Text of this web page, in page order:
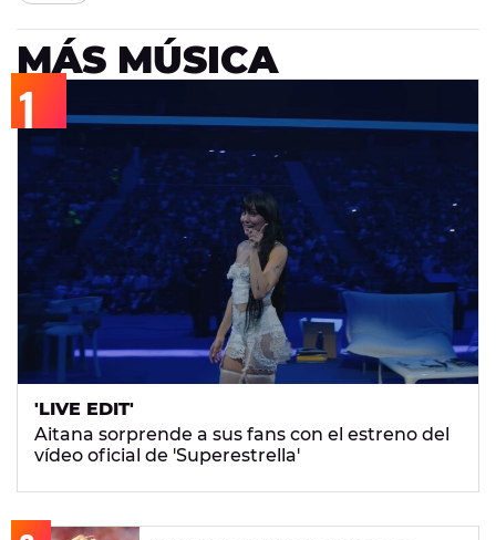
MÁS MÚSICA
'LIVE EDIT'
Aitana sorprende a sus fans con el estreno del
vídeo oficial de 'Superestrella'